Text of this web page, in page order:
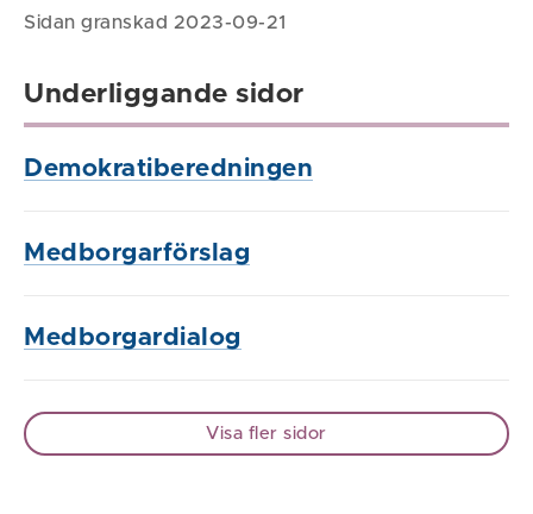
Sidan granskad 2023-09-21
Underliggande sidor
Demokratiberedningen
Medborgarförslag
Medborgardialog
Visa fler sidor